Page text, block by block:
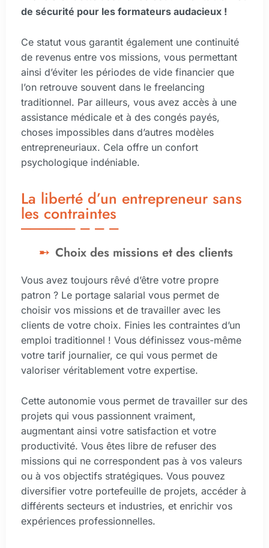
de sécurité pour les formateurs audacieux !
Ce statut vous garantit également une continuité
de revenus entre vos missions, vous permettant
ainsi d’éviter les périodes de vide financier que
l’on retrouve souvent dans le freelancing
traditionnel. Par ailleurs, vous avez accès à une
assistance médicale et à des congés payés,
choses impossibles dans d’autres modèles
entrepreneuriaux. Cela offre un confort
psychologique indéniable.
La liberté d’un entrepreneur sans
les contraintes
Choix des missions et des clients
Vous avez toujours rêvé d’être votre propre
patron ? Le portage salarial vous permet de
choisir vos missions et de travailler avec les
clients de votre choix. Finies les contraintes d’un
emploi traditionnel ! Vous définissez vous-même
votre tarif journalier, ce qui vous permet de
valoriser véritablement votre expertise.
Cette autonomie vous permet de travailler sur des
projets qui vous passionnent vraiment,
augmentant ainsi votre satisfaction et votre
productivité. Vous êtes libre de refuser des
missions qui ne correspondent pas à vos valeurs
ou à vos objectifs stratégiques. Vous pouvez
diversifier votre portefeuille de projets, accéder à
différents secteurs et industries, et enrichir vos
expériences professionnelles.